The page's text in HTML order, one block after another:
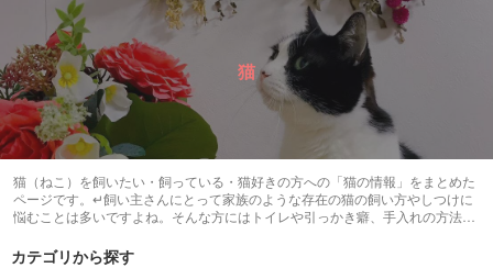
猫
猫（ねこ）を飼いたい・飼っている・猫好きの方への「猫の情報」をまとめた
ページです。↵飼い主さんにとって家族のような存在の猫の飼い方やしつけに
悩むことは多いですよね。そんな方にはトイレや引っかき癖、手入れの方法か
分からなかった情報をお届けします。子猫や老猫などの情報もあります。↵ま
カテゴリから探す